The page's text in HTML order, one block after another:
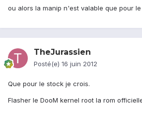
ou alors la manip n'est valable que pour
TheJurassien
Posté(e) 16 juin 2012
Que pour le stock je crois.
Flasher le DooM kernel root la rom